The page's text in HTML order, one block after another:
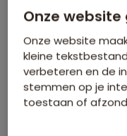
Wanneer kan ik
boeken?
Kan ik ook eerst
Onze
Onze website
kleine
verbeteren en de
stemmen op je
toestaan of